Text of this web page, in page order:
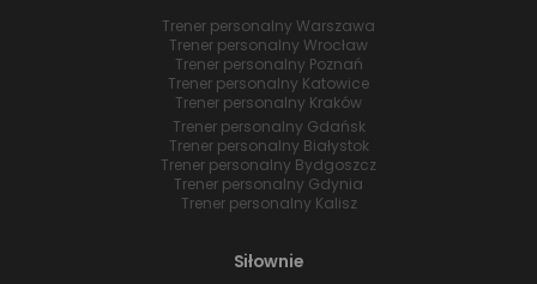
Trener personalny Warszawa
Trener personalny Wrocław
Trener personalny Poznań
Trener personalny Katowice
Trener personalny Kraków
Trener personalny Gdańsk
Trener personalny Białystok
Trener personalny Bydgoszcz
Trener personalny Gdynia
Trener personalny Kalisz
Siłownie